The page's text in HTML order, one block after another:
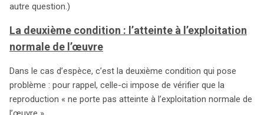
autre question.)
La deuxième condition : l’atteinte à l’exploitation
normale de l’œuvre
Dans le cas d’espèce, c’est la deuxième condition qui pose
problème : pour rappel, celle-ci impose de vérifier que la
reproduction « ne porte pas atteinte à l’exploitation normale de